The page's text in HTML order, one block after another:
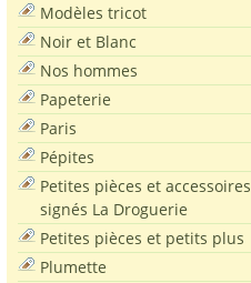
Modèles tricot
Noir et Blanc
Nos hommes
Papeterie
Paris
Pépites
Petites pièces et accessoires
signés La Droguerie
Petites pièces et petits plus
Plumette